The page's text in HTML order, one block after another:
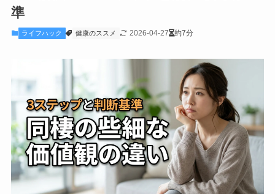
準
ライフハック 健康のススメ 2026-04-27 約7分